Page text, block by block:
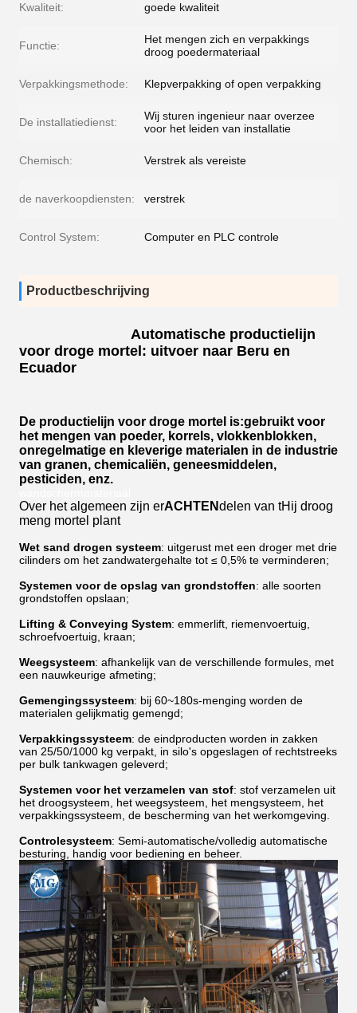
Kwaliteit: goede kwaliteit
Functie:
Het mengen zich en verpakkings
droog poedermateriaal
Verpakkingsmethode: Klepverpakking of open verpakking
De installatiedienst:
Wij sturen ingenieur naar overzee
voor het leiden van installatie
Chemisch: Verstrek als vereiste
de naverkoopdiensten: verstrek
Control System: Computer en PLC controle
Productbeschrijving
Automatische productielijn
voor droge mortel: uitvoer naar Beru en
Ecuador
De productielijn voor droge mortel is:gebruikt voor
het mengen van poeder, korrels, vlokkenblokken,
onregelmatige en kleverige materialen in de industrie
van granen, chemicaliën, geneesmiddelen,
pesticiden, enz.
Over het algemeen zijn erACHTENdelen van tHij droog
meng mortel plant
Wet sand drogen systeem: uitgerust met een droger met drie
cilinders om het zandwatergehalte tot ≤ 0,5% te verminderen;
Systemen voor de opslag van grondstoffen: alle soorten
grondstoffen opslaan;
Lifting & Conveying System: emmerlift, riemenvoertuig,
schroefvoertuig, kraan;
Weegsysteem: afhankelijk van de verschillende formules, met
een nauwkeurige afmeting;
Gemengingssysteem: bij 60~180s-menging worden de
materialen gelijkmatig gemengd;
Verpakkingssysteem: de eindproducten worden in zakken
van 25/50/1000 kg verpakt, in silo's opgeslagen of rechtstreeks
per bulk tankwagen geleverd;
Systemen voor het verzamelen van stof: stof verzamelen uit
het droogsysteem, het weegsysteem, het mengsysteem, het
verpakkingssysteem, de bescherming van het werkomgeving.
Controlesysteem: Semi-automatische/volledig automatische
besturing, handig voor bediening en beheer.